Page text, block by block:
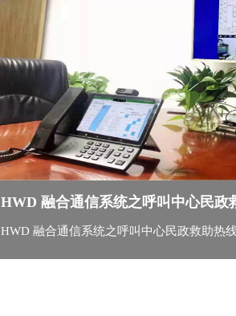
HWD 融合通信系统之呼叫中心民政
HWD 融合通信系统之呼叫中心民政救助热